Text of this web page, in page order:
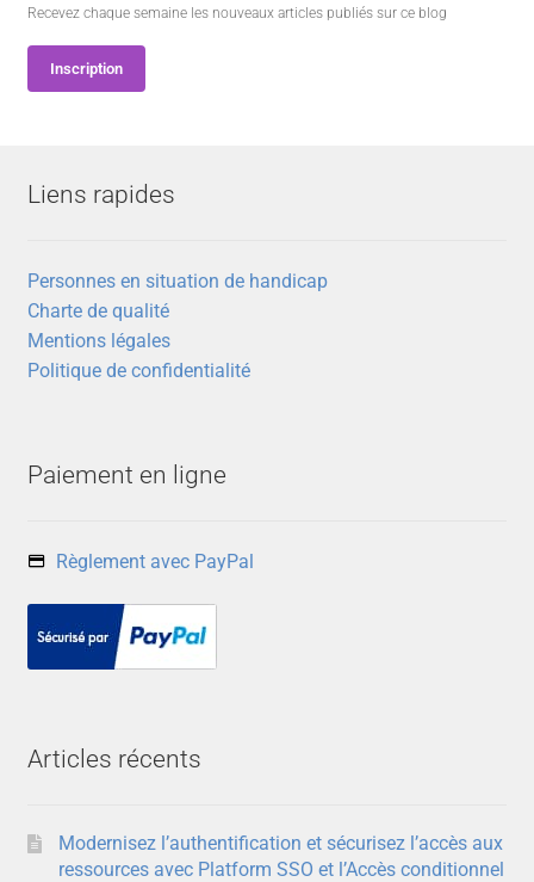
Recevez chaque semaine les nouveaux articles publiés sur ce blog
Inscription
Liens rapides
Personnes en situation de handicap
Charte de qualité
Mentions légales
Politique de confidentialité
Paiement en ligne
Règlement avec PayPal
Articles récents
Modernisez l’authentification et sécurisez l’accès aux
ressources avec Platform SSO et l’Accès conditionnel